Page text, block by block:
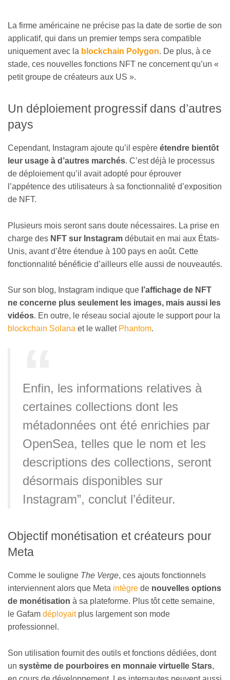
La firme américaine ne précise pas la date de sortie de son
applicatif, qui dans un premier temps sera compatible
uniquement avec la blockchain Polygon. De plus, à ce
stade, ces nouvelles fonctions NFT ne concernent qu’un «
petit groupe de créateurs aux US ».
Un déploiement progressif dans d’autres
pays
Cependant, Instagram ajoute qu’il espère étendre bientôt
leur usage à d’autres marchés. C’est déjà le processus
de déploiement qu’il avait adopté pour éprouver
l’appétence des utilisateurs à sa fonctionnalité d’exposition
de NFT.
Plusieurs mois seront sans doute nécessaires. La prise en
charge des NFT sur Instagram débutait en mai aux États-
Unis, avant d’être étendue à 100 pays en août. Cette
fonctionnalité bénéficie d’ailleurs elle aussi de nouveautés.
Sur son blog, Instagram indique que l’affichage de NFT
ne concerne plus seulement les images, mais aussi les
vidéos. En outre, le réseau social ajoute le support pour la
blockchain Solana et le wallet Phantom.
Enfin, les informations relatives à
certaines collections dont les
métadonnées ont été enrichies par
OpenSea, telles que le nom et les
descriptions des collections, seront
désormais disponibles sur
Instagram”, conclut l’éditeur.
Objectif monétisation et créateurs pour
Meta
Comme le souligne The Verge, ces ajouts fonctionnels
interviennent alors que Meta intègre de nouvelles options
de monétisation à sa plateforme. Plus tôt cette semaine,
le Gafam déployaitplus largement son mode
professionnel.
Son utilisation fournit des outils et fonctions dédiées, dont
un système de pourboires en monnaie virtuelle Stars,